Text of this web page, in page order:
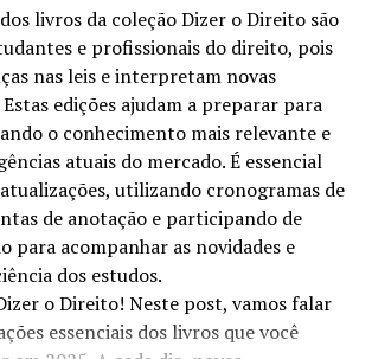
Administrativos: Trabalham em
como saúde, educação e serviços
Concursos Públicos
muitos benefícios. Entre eles
no emprego
livros da coleção Dizer o Direito são
e profissionais do direito, pois
nas leis e interpretam novas
edições ajudam a preparar para
o conhecimento mais relevante e
atuais do mercado. É essencial
utilizando cronogramas de
de anotação e participando de
para acompanhar as novidades e
dos estudos.
o Direito! Neste post, vamos falar
essenciais dos livros que você